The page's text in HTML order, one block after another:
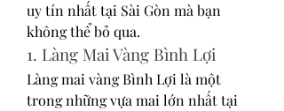
uy tín nhất tại Sài Gòn mà bạn
không thể bỏ qua.
1. Làng Mai Vàng Bình Lợi
Làng mai vàng Bình Lợi là một
trong những vựa mai lớn nhất tại